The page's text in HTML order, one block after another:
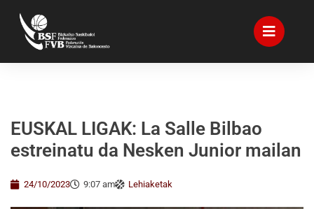
EUSKAL LIGAK: La Salle Bilbao
estreinatu da Nesken Junior mailan
24/10/2023 9:07 am Lehiaketak